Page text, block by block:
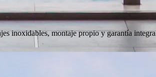
inoxidables, montaje propio y garantía